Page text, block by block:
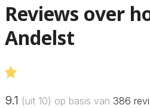
Reviews over
Andelst
9.1 (uit 10) op basis van 386